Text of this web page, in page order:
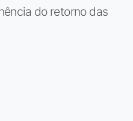
do retorno das